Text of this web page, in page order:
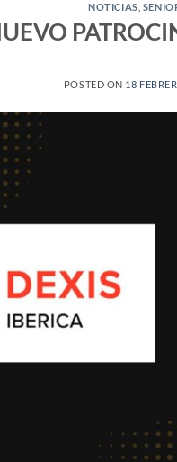
NOTICIAS
POSTED ON 18